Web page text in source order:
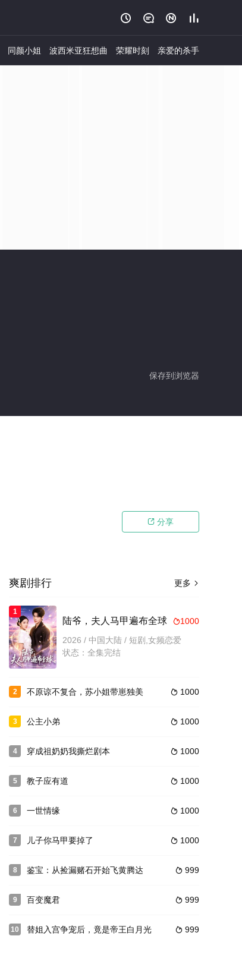
   
同颜小姐 波西米亚狂想曲 荣耀时刻 亲爱的杀手
保存到浏览器
 分享
更多 
爽剧排行
1
1000
陆爷，夫人马甲遍布全球
2026 / 中国大陆 / 短剧,女频恋爱
状态：全集完结
2  1000
不原谅不复合，苏小姐带崽独美
3  1000
公主小弟
4  1000
穿成祖奶奶我撕烂剧本
5  1000
教子应有道
6  1000
一世情缘
7  1000
儿子你马甲要掉了
8  999
鉴宝：从捡漏赌石开始飞黄腾达
9  999
百变魔君
10  999
替姐入宫争宠后，竟是帝王白月光